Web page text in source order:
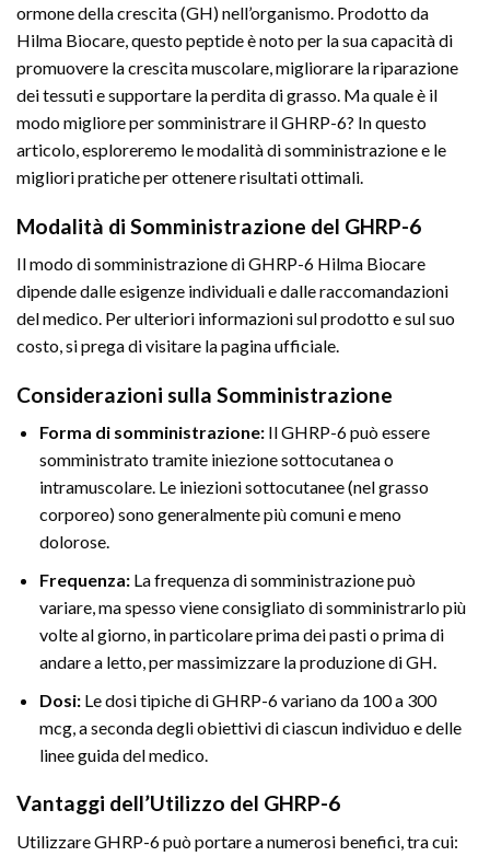
ormone della crescita (GH) nell’organismo. Prodotto da
Hilma Biocare, questo peptide è noto per la sua capacità di
promuovere la crescita muscolare, migliorare la riparazione
dei tessuti e supportare la perdita di grasso. Ma quale è il
modo migliore per somministrare il GHRP-6? In questo
articolo, esploreremo le modalità di somministrazione e le
migliori pratiche per ottenere risultati ottimali.
Modalità di Somministrazione del GHRP-6
Il modo di somministrazione di GHRP-6 Hilma Biocare
dipende dalle esigenze individuali e dalle raccomandazioni
del medico. Per ulteriori informazioni sul prodotto e sul suo
costo, si prega di visitare la pagina ufficiale.
Considerazioni sulla Somministrazione
Forma di somministrazione:Il GHRP-6 può essere
somministrato tramite iniezione sottocutanea o
intramuscolare. Le iniezioni sottocutanee (nel grasso
corporeo) sono generalmente più comuni e meno
dolorose.
Frequenza:La frequenza di somministrazione può
variare, ma spesso viene consigliato di somministrarlo più
volte al giorno, in particolare prima dei pasti o prima di
andare a letto, per massimizzare la produzione di GH.
Dosi:Le dosi tipiche di GHRP-6 variano da 100 a 300
mcg, a seconda degli obiettivi di ciascun individuo e delle
linee guida del medico.
Vantaggi dell’Utilizzo del GHRP-6
Utilizzare GHRP-6 può portare a numerosi benefici, tra cui: